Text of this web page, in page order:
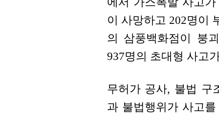
이 사망하고 202명이
의 삼풍백화점이 붕
937명의 초대형 사고
무허가 공사, 불법 구
과 불법행위가 사고